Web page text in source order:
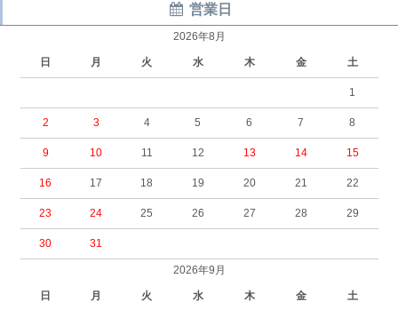
営業日
2026年8月
日 月 火 水 木 金 土
1
2 3 4 5 6 7 8
9 10 11 12 13 14 15
16 17 18 19 20 21 22
23 24 25 26 27 28 29
30 31
2026年9月
日 月 火 水 木 金 土